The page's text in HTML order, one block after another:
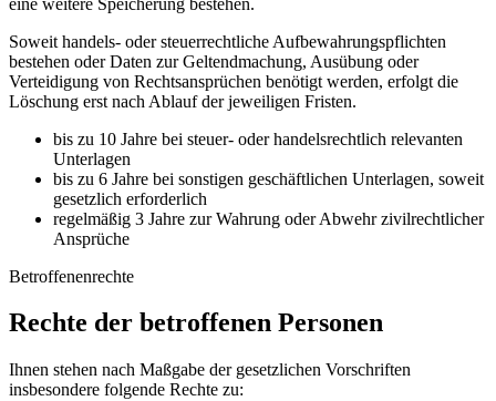
Soweit handels- oder steuerrechtliche Aufbewahrungspflichten
bestehen oder Daten zur Geltendmachung, Ausübung oder
Verteidigung von Rechtsansprüchen benötigt werden, erfolgt die
Löschung erst nach Ablauf der jeweiligen Fristen.
bis zu 10 Jahre bei steuer- oder handelsrechtlich relevanten
Unterlagen
bis zu 6 Jahre bei sonstigen geschäftlichen Unterlagen, soweit
gesetzlich erforderlich
regelmäßig 3 Jahre zur Wahrung oder Abwehr zivilrechtlicher
Ansprüche
Betroffenenrechte
Rechte der betroffenen Personen
Ihnen stehen nach Maßgabe der gesetzlichen Vorschriften
insbesondere folgende Rechte zu: